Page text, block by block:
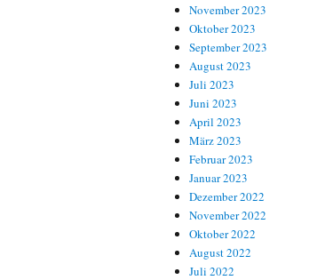
November 2023
Oktober 2023
September 2023
August 2023
Juli 2023
Juni 2023
April 2023
März 2023
Februar 2023
Januar 2023
Dezember 2022
November 2022
Oktober 2022
August 2022
Juli 2022